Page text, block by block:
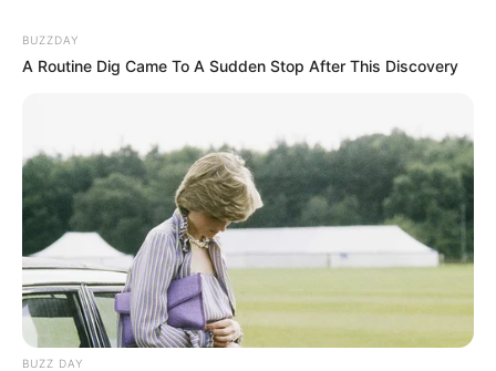
BUZZDAY
A Routine Dig Came To A Sudden Stop After This Discovery
BUZZ DAY